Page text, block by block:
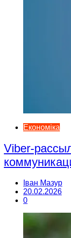
Економіка
Viber-
Іван Мазур
20.02.2026
0